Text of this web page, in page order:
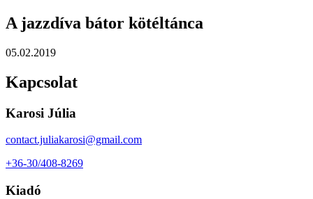
A jazzdíva bátor kötéltánca
05.02.2019
Kapcsolat
Karosi Júlia
contact.juliakarosi@gmail.com
+36-30/408-8269
Kiadó